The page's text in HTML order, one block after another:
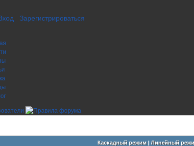
Зарегистрироваться
Каскадный режим| Линейный